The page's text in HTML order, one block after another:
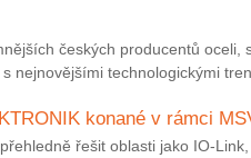
českých producentů oceli,
nejnovějšími technologickými
konané v rámci
řešit oblasti jako IO-